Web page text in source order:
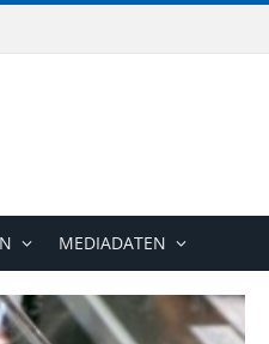
MEDIADATEN